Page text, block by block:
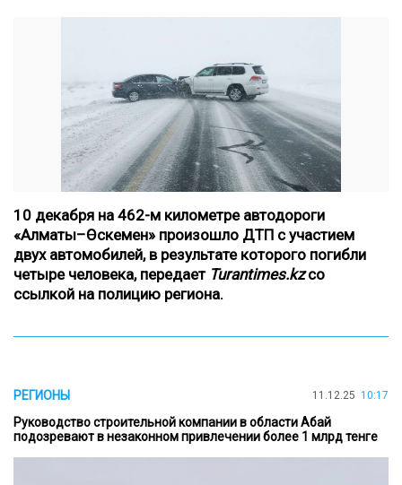
10 декабря на 462-м километре автодороги
«Алматы–Өскемен» произошло ДТП с участием
двух автомобилей, в результате которого погибли
четыре человека, передает Turantimes.kzсо
ссылкой на полицию региона.
РЕГИОНЫ 11.12.25 10:17
Руководство строительной компании в области Абай
подозревают в незаконном привлечении более 1 млрд тенге